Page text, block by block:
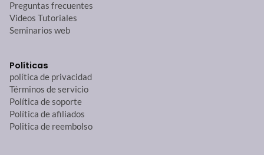
Preguntas frecuentes
Videos Tutoriales
Seminarios web
Políticas
política de privacidad
Términos de servicio
Política de soporte
Política de afiliados
Politica de reembolso